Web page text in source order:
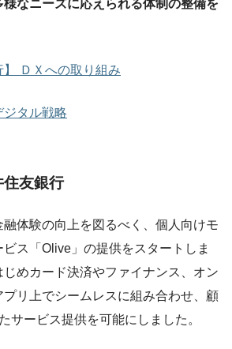
なニーズに応えられる体制の整備を
】 ＤＸへの取り組み
ジタル戦略
友銀行
体験の向上を図るべく、個人向けモ
ス「Olive」の提供をスタートしま
じめカード決済やファイナンス、オン
リ上でシームレスに組み合わせ、顧
サービス提供を可能にしました。